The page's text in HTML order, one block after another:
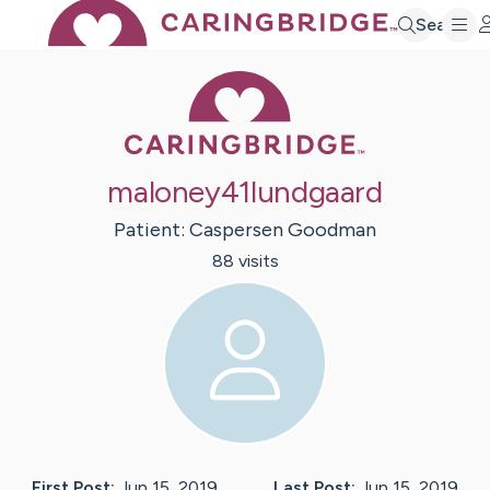
Search
maloney41lundgaard
Patient: CaspersenGoodman
88 visits